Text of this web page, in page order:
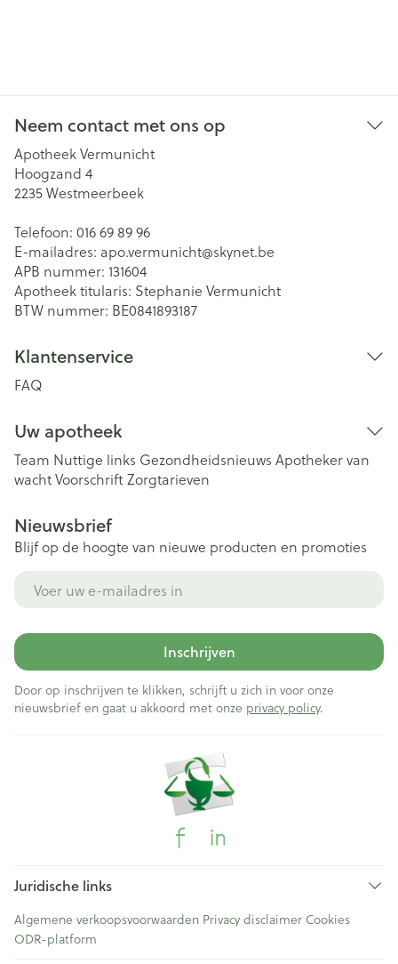
Neem contact met ons op
Apotheek Vermunicht
Hoogzand 4
2235Westmeerbeek
Telefoon: 016 69 89 96
E-mailadres: apo.vermunicht@skynet.be
APB nummer: 131604
Apotheek titularis: Stephanie Vermunicht
BTW nummer: BE0841893187
Klantenservice
FAQ
Uw apotheek
Team Nuttige links Gezondheidsnieuws Apotheker van
wachtVoorschriftZorgtarieven
Nieuwsbrief
Blijf op de hoogte van nieuwe producten en promoties
Inschrijven
Door op inschrijven te klikken, schrijft u zich in voor onze
nieuwsbrief en gaat u akkoord met onze privacy policy.
Juridische links
Algemene verkoopsvoorwaarden Privacy disclaimer Cookies
ODR-platform